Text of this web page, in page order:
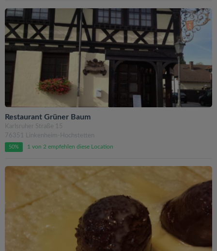
Restaurant Grüner Baum
Karlsruher Straße 15
76351 Linkenheim-Hochstetten
50% 1 von 2 empfehlen diese Location